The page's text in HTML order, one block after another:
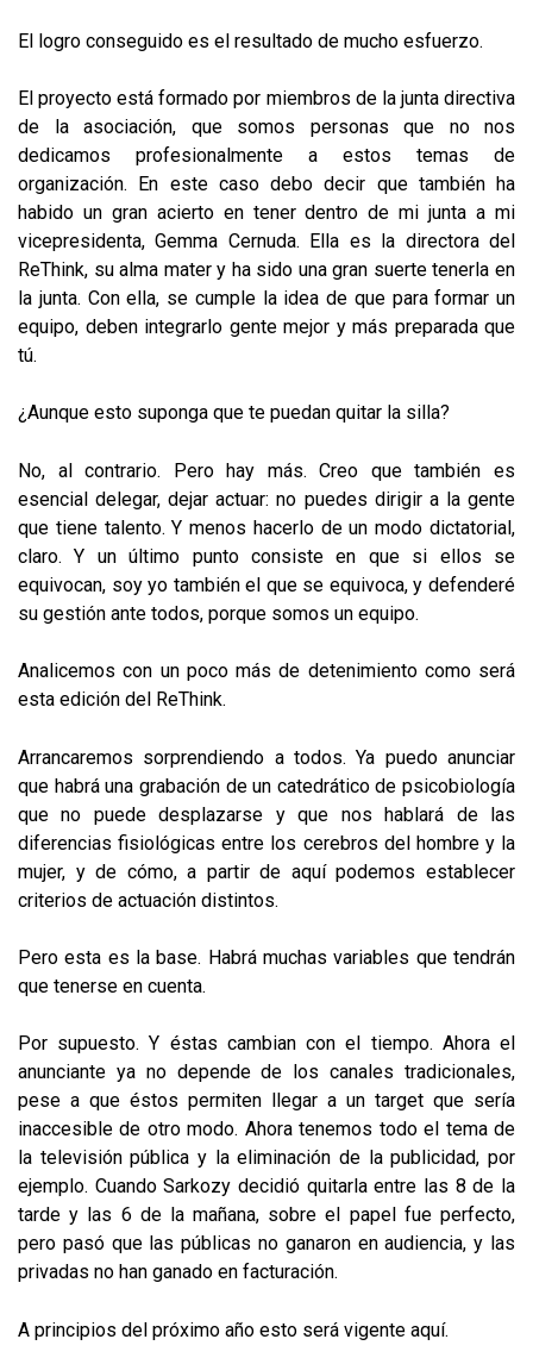
El logro conseguido es el resultado de mucho esfuerzo.
El proyecto está formado por miembros de la junta directiva
de la asociación, que somos personas que no nos
dedicamos profesionalmente a estos temas de
organización. En este caso debo decir que también ha
habido un gran acierto en tener dentro de mi junta a mi
vicepresidenta, Gemma Cernuda. Ella es la directora del
ReThink, su alma mater y ha sido una gran suerte tenerla en
la junta. Con ella, se cumple la idea de que para formar un
equipo, deben integrarlo gente mejor y más preparada que
tú.
¿Aunque esto suponga que te puedan quitar la silla?
No, al contrario. Pero hay más. Creo que también es
esencial delegar, dejar actuar: no puedes dirigir a la gente
que tiene talento. Y menos hacerlo de un modo dictatorial,
claro. Y un último punto consiste en que si ellos se
equivocan, soy yo también el que se equivoca, y defenderé
su gestión ante todos, porque somos un equipo.
Analicemos con un poco más de detenimiento como será
esta edición del ReThink.
Arrancaremos sorprendiendo a todos. Ya puedo anunciar
que habrá una grabación de un catedrático de psicobiología
que no puede desplazarse y que nos hablará de las
diferencias fisiológicas entre los cerebros del hombre y la
mujer, y de cómo, a partir de aquí podemos establecer
criterios de actuación distintos.
Pero esta es la base. Habrá muchas variables que tendrán
que tenerse en cuenta.
Por supuesto. Y éstas cambian con el tiempo. Ahora el
anunciante ya no depende de los canales tradicionales,
pese a que éstos permiten llegar a un target que sería
inaccesible de otro modo. Ahora tenemos todo el tema de
la televisión pública y la eliminación de la publicidad, por
ejemplo. Cuando Sarkozy decidió quitarla entre las 8 de la
tarde y las 6 de la mañana, sobre el papel fue perfecto,
pero pasó que las públicas no ganaron en audiencia, y las
privadas no han ganado en facturación.
A principios del próximo año esto será vigente aquí.